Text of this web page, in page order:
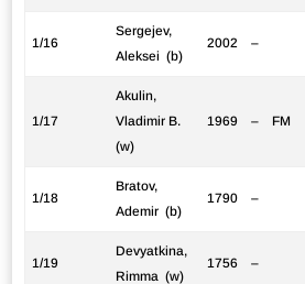
1/16
Sergejev,
Aleksei (b)
2002 –
1/17
Akulin,
Vladimir B.
(w)
1969 – FM
1/18
Bratov,
Ademir (b)
1790 –
1/19
Devyatkina,
Rimma (w)
1756 –